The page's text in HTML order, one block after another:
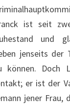
ist seit
und
jenseits der
können. Doch
er ist der
jener Frau,